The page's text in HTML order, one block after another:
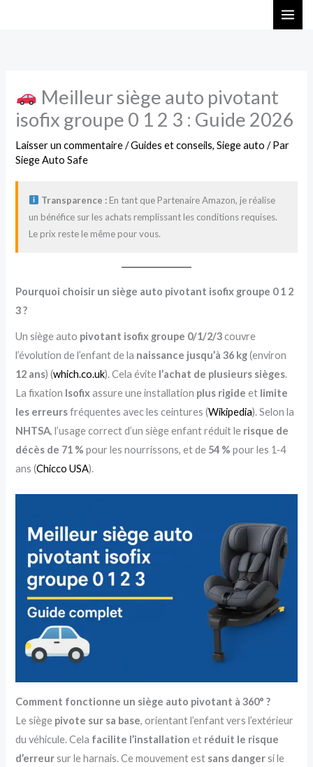
Meilleur siège auto pivotant
isofix groupe 0 1 2 3 : Guide 2026
Laisser un commentaire /Guides et conseils,Siege auto / Par
Siege Auto Safe
Transparence : En tant que Partenaire Amazon, je réalise
un bénéfice sur les achats remplissant les conditions requises.
Le prix reste le même pour vous.
Pourquoi choisir un siège auto pivotant isofix groupe 0 1 2
3 ?
Un siège auto pivotant isofix groupe 0/1/2/3couvre
l’évolution de l’enfant de la naissance jusqu’à 36 kg(environ
12 ans) (which.co.uk). Cela évite l’achat de plusieurs sièges.
La fixation Isofixassure une installation plus rigide et limite
les erreursfréquentes avec les ceintures (Wikipedia). Selon la
NHTSA, l’usage correct d’un siège enfant réduit le risque de
décès de 71 % pour les nourrissons, et de 54 % pour les 1‑4
ans (Chicco USA).
Comment fonctionne un siège auto pivotant à 360° ?
Le siège pivote sur sa base, orientant l’enfant vers l’extérieur
du véhicule. Cela facilite l’installation et réduit le risque
d’erreursur le harnais. Ce mouvement est sans dangersi le